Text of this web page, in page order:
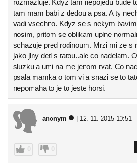
rozmazluje. Kdyz tam nepojedu bude
tam mam babi z dedou a psa. A ty
vadi vsechno. Kdyz se s nekym
nosim, pritom se oblikam uplne
schazuje pred rodinoum. Mrzi mi ze s
jako jiny deti s tatou..ale co nadelam.
sluzku a umi na me jenom rvat. Co
psala mamka o tom vi a snazi se to
nepomaha to je to jeste horsi.
anonym | 12. 11. 2015 10:51
0 0